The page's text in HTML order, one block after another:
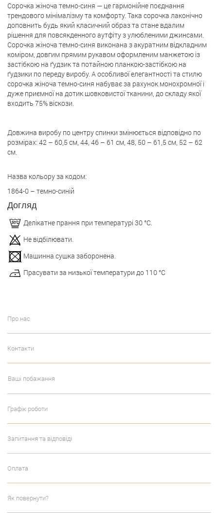
Сорочка жіноча темно-синя — це гармонійне поєднання
трендового мінімалізму та комфорту. Така сорочка лаконічно
доповнить будь який класичний образ та стане вдалим
рішення для повсякденного аутфіту з улюбленими джинсами.
Сорочка жіноча темно-синя виконана з акуратним відкладним
коміром, довгим прямим рукавом оформленим манжетою із
застібкою на ґудзик та потайною планкою-застібкою на
ґудзики по переду виробу. А особливої елегантності та стилю
сорочка жіноча темно-синя набуває за рахунок монохромної і
дуже приємної на дотик шовковистої тканини, до складу якої
входить 75% віскози.
Довжина виробу по центру спинки змінюється відповідно по
розмірах: 42 – 60,5 см, 44, 46 – 61 см, 48, 50 – 61,5 см, 52 – 62
см.
Назва кольору за кодом:
1864-0 – темно-синій
Догляд
Делікатне прання при температурі 30 °С.
Не відбілювати.
Машинна сушка заборонена.
Прасувати за низької температури до 110 °С
Про нас
Контакти
Ваші побажання
Графік роботи
Запитання та відповіді
Оплата
Як повернути?